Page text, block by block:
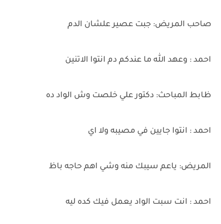
صاحب المريض: جبت عصير علشان الدم
احمد : وعهد الله ما عندكم دم انتوا الاتنين
ظابط المباحث: دكتور علي خلصت وش الواد ده
احمد : انتوا جايين في مصيبه ولا اي
المريض: ياعم سيبك منه وشي اهم حاجه باظ
احمد : انت سبت الواد يعمل فيك كده ليه